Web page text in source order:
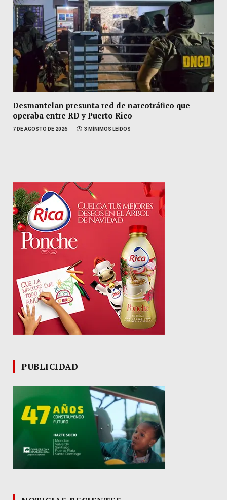
Desmantelan presunta red de narcotráfico que
operaba entre RD y Puerto Rico
7 DE AGOSTO DE 2026 3 MÍNIMOS LEÍDOS
PUBLICIDAD